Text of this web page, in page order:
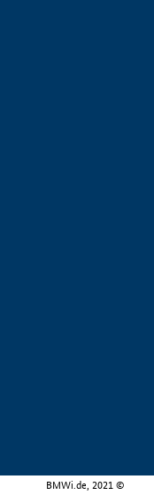
BMWi.de, 2021 ©